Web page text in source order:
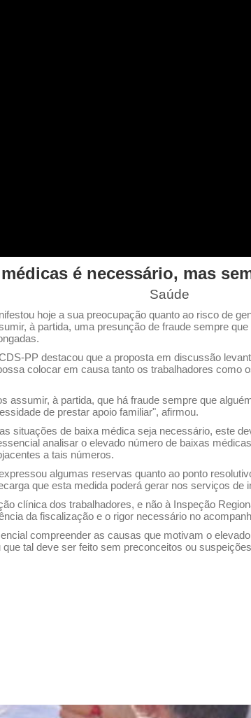
é necessário, mas
Saúde
hoje a sua preocupação quanto ao risco de
à partida, uma presunção de fraude sempre
PP destacou que a proposta em discussão
colocar em causa tanto os trabalhadores
assumir, à partida, que há fraude sempre que
de prestar apoio familiar", afirmou.
situações de baixa médica seja necessário, este
analisar o elevado número de baixas
a tais números.
algumas reservas quanto ao ponto
que esta medida poderá gerar nos serviços de
clínica dos trabalhadores, e não à Inspeção
da fiscalização e o rigor necessário no
compreender as causas que motivam o
tal deve ser feito sem preconceitos ou